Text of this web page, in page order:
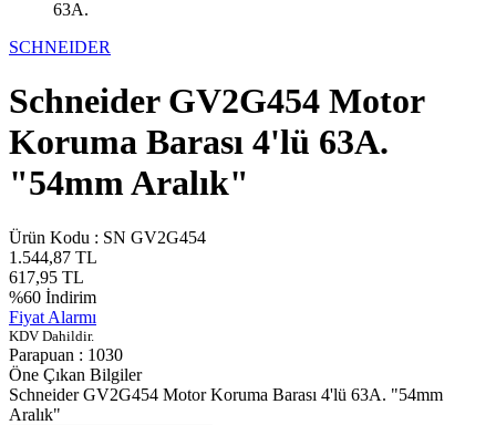
SCHNEIDER
Schneider GV2G454 Motor
Koruma Barası 4'lü 63A.
"54mm Aralık"
Ürün Kodu : SN GV2G454
1.544,87 TL
617,95 TL
%60 İndirim
Fiyat Alarmı
KDV Dahildir.
Parapuan : 1030
Öne Çıkan Bilgiler
Schneider GV2G454 Motor Koruma Barası 4'lü 63A. "54mm
Aralık"